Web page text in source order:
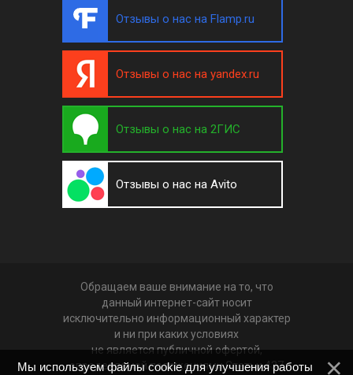
Отзывы о нас на Flamp.ru
Отзывы о нас на yandex.ru
Отзывы о нас на 2ГИС
Отзывы о нас на Avito
Обращаем ваше внимание на то, что
данный интернет-сайт носит
исключительно информационный характер
и ни при каких условиях
не является публичной офертой,
определяемой положениями Статьи 437
Мы используем файлы cookie для улучшения работы